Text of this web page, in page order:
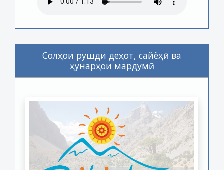
Солҳои рушди деҳот, сайёҳӣ ва
ҳунарҳои мардумӣ